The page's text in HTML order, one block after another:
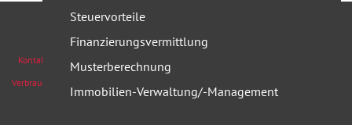
Steuervorteile
Finanzierungsvermittlung
Musterberechnung
Immobilien-Verwaltung/-Management
Kontakt Impressum Datenschutzerklärung
Verbraucherschlichtung